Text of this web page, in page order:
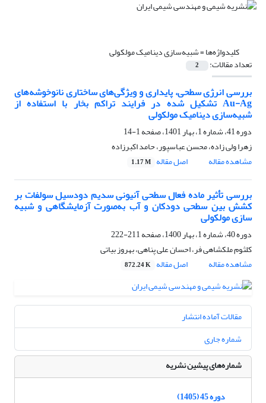
کلیدواژه‌ها =شبیه‌سازی دینامیک مولکولی
تعداد مقالات: 2
بررسی انرژی سطحی، پایداری و ویژگی‌های ساختاری نانوخوشه‌های
Au-Ag تشکیل شده در فرایند تراکم بخار با استفاده از
شبیه‌سازی دینامیک مولکولی
دوره 41، شماره 1، بهار 1401، صفحه
1-14
زهرا ولی زاده، محسن عباسپور، حامد اکبرزاده
مشاهده مقاله
اصل مقاله 1.17 M
بررسی تأثیر ماده فعال سطحی آنیونی سدیم دودسیل سولفات بر
کشش بین سطحی دودکان و آب به‌صورت آزمایشگاهی و شبیه
سازی مولکولی
دوره 40، شماره 1، بهار 1400، صفحه
211-222
کلثوم ملکشاهی فر، احسان علی پناهی، بهروز بیاتی
مشاهده مقاله
اصل مقاله 872.24 K
مقالات آماده انتشار
شماره جاری
شماره‌های پیشین نشریه
دوره 45 (1405)